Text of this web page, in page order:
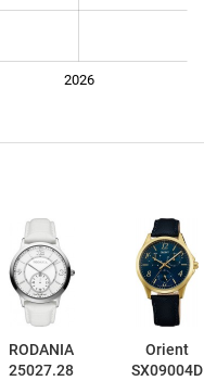
2026
RODANIA
25027.28
Orient
SX09004D